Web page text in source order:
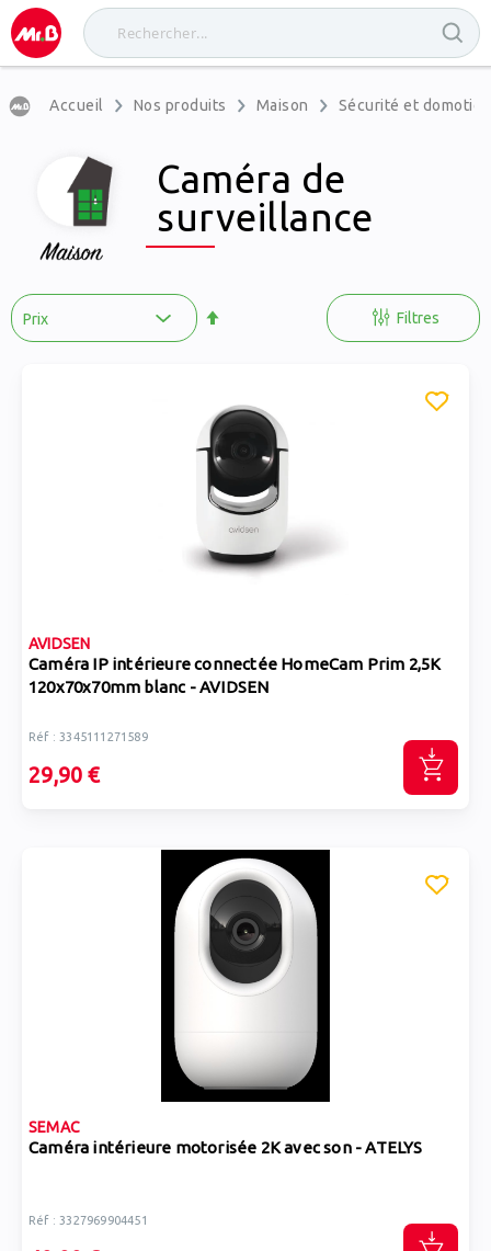
Accueil Nos produits Maison Sécurité et
Caméra de
surveillance
Filtres
AVIDSEN
Caméra IP intérieure connectée HomeCam Prim 2,5K
120x70x70mm blanc - AVIDSEN
Réf : 3345111271589
29,90 €
SEMAC
Caméra intérieure motorisée 2K avec son - ATELYS
Réf : 3327969904451